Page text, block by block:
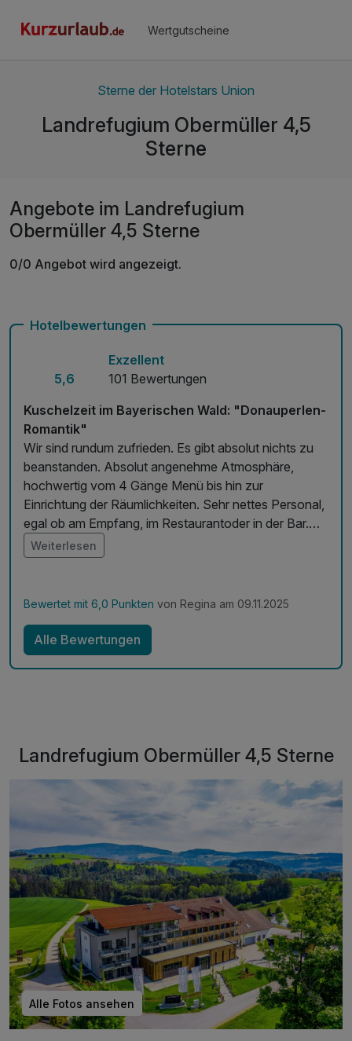
Wertgutscheine
Sterne der Hotelstars Union
Landrefugium Obermüller 4,5
Sterne
Angebote im Landrefugium
Obermüller 4,5 Sterne
0/0 Angebot wird angezeigt.
Hotelbewertungen
5,6
Exzellent
101 Bewertungen
Kuschelzeit im Bayerischen Wald: "Donauperlen-
Romantik"
Wir sind rundum zufrieden. Es gibt absolut nichts zu
beanstanden. Absolut angenehme Atmosphäre,
hochwertig vom 4 Gänge Menü bis hin zur
Einrichtung der Räumlichkeiten. Sehr nettes Personal,
egal ob am Empfang, im Restaurantoder in der Bar.
Alles mit Liebe dekoriert und kleine Feinheiten im
ganzen Hotel verteilt.
Weiterlesen
Bewertet mit 6,0 Punkten von Regina am 09.11.2025
Alle Bewertungen
Landrefugium Obermüller 4,5 Sterne
Alle Fotos ansehen